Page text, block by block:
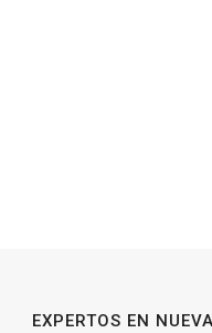
EXPERTOS EN